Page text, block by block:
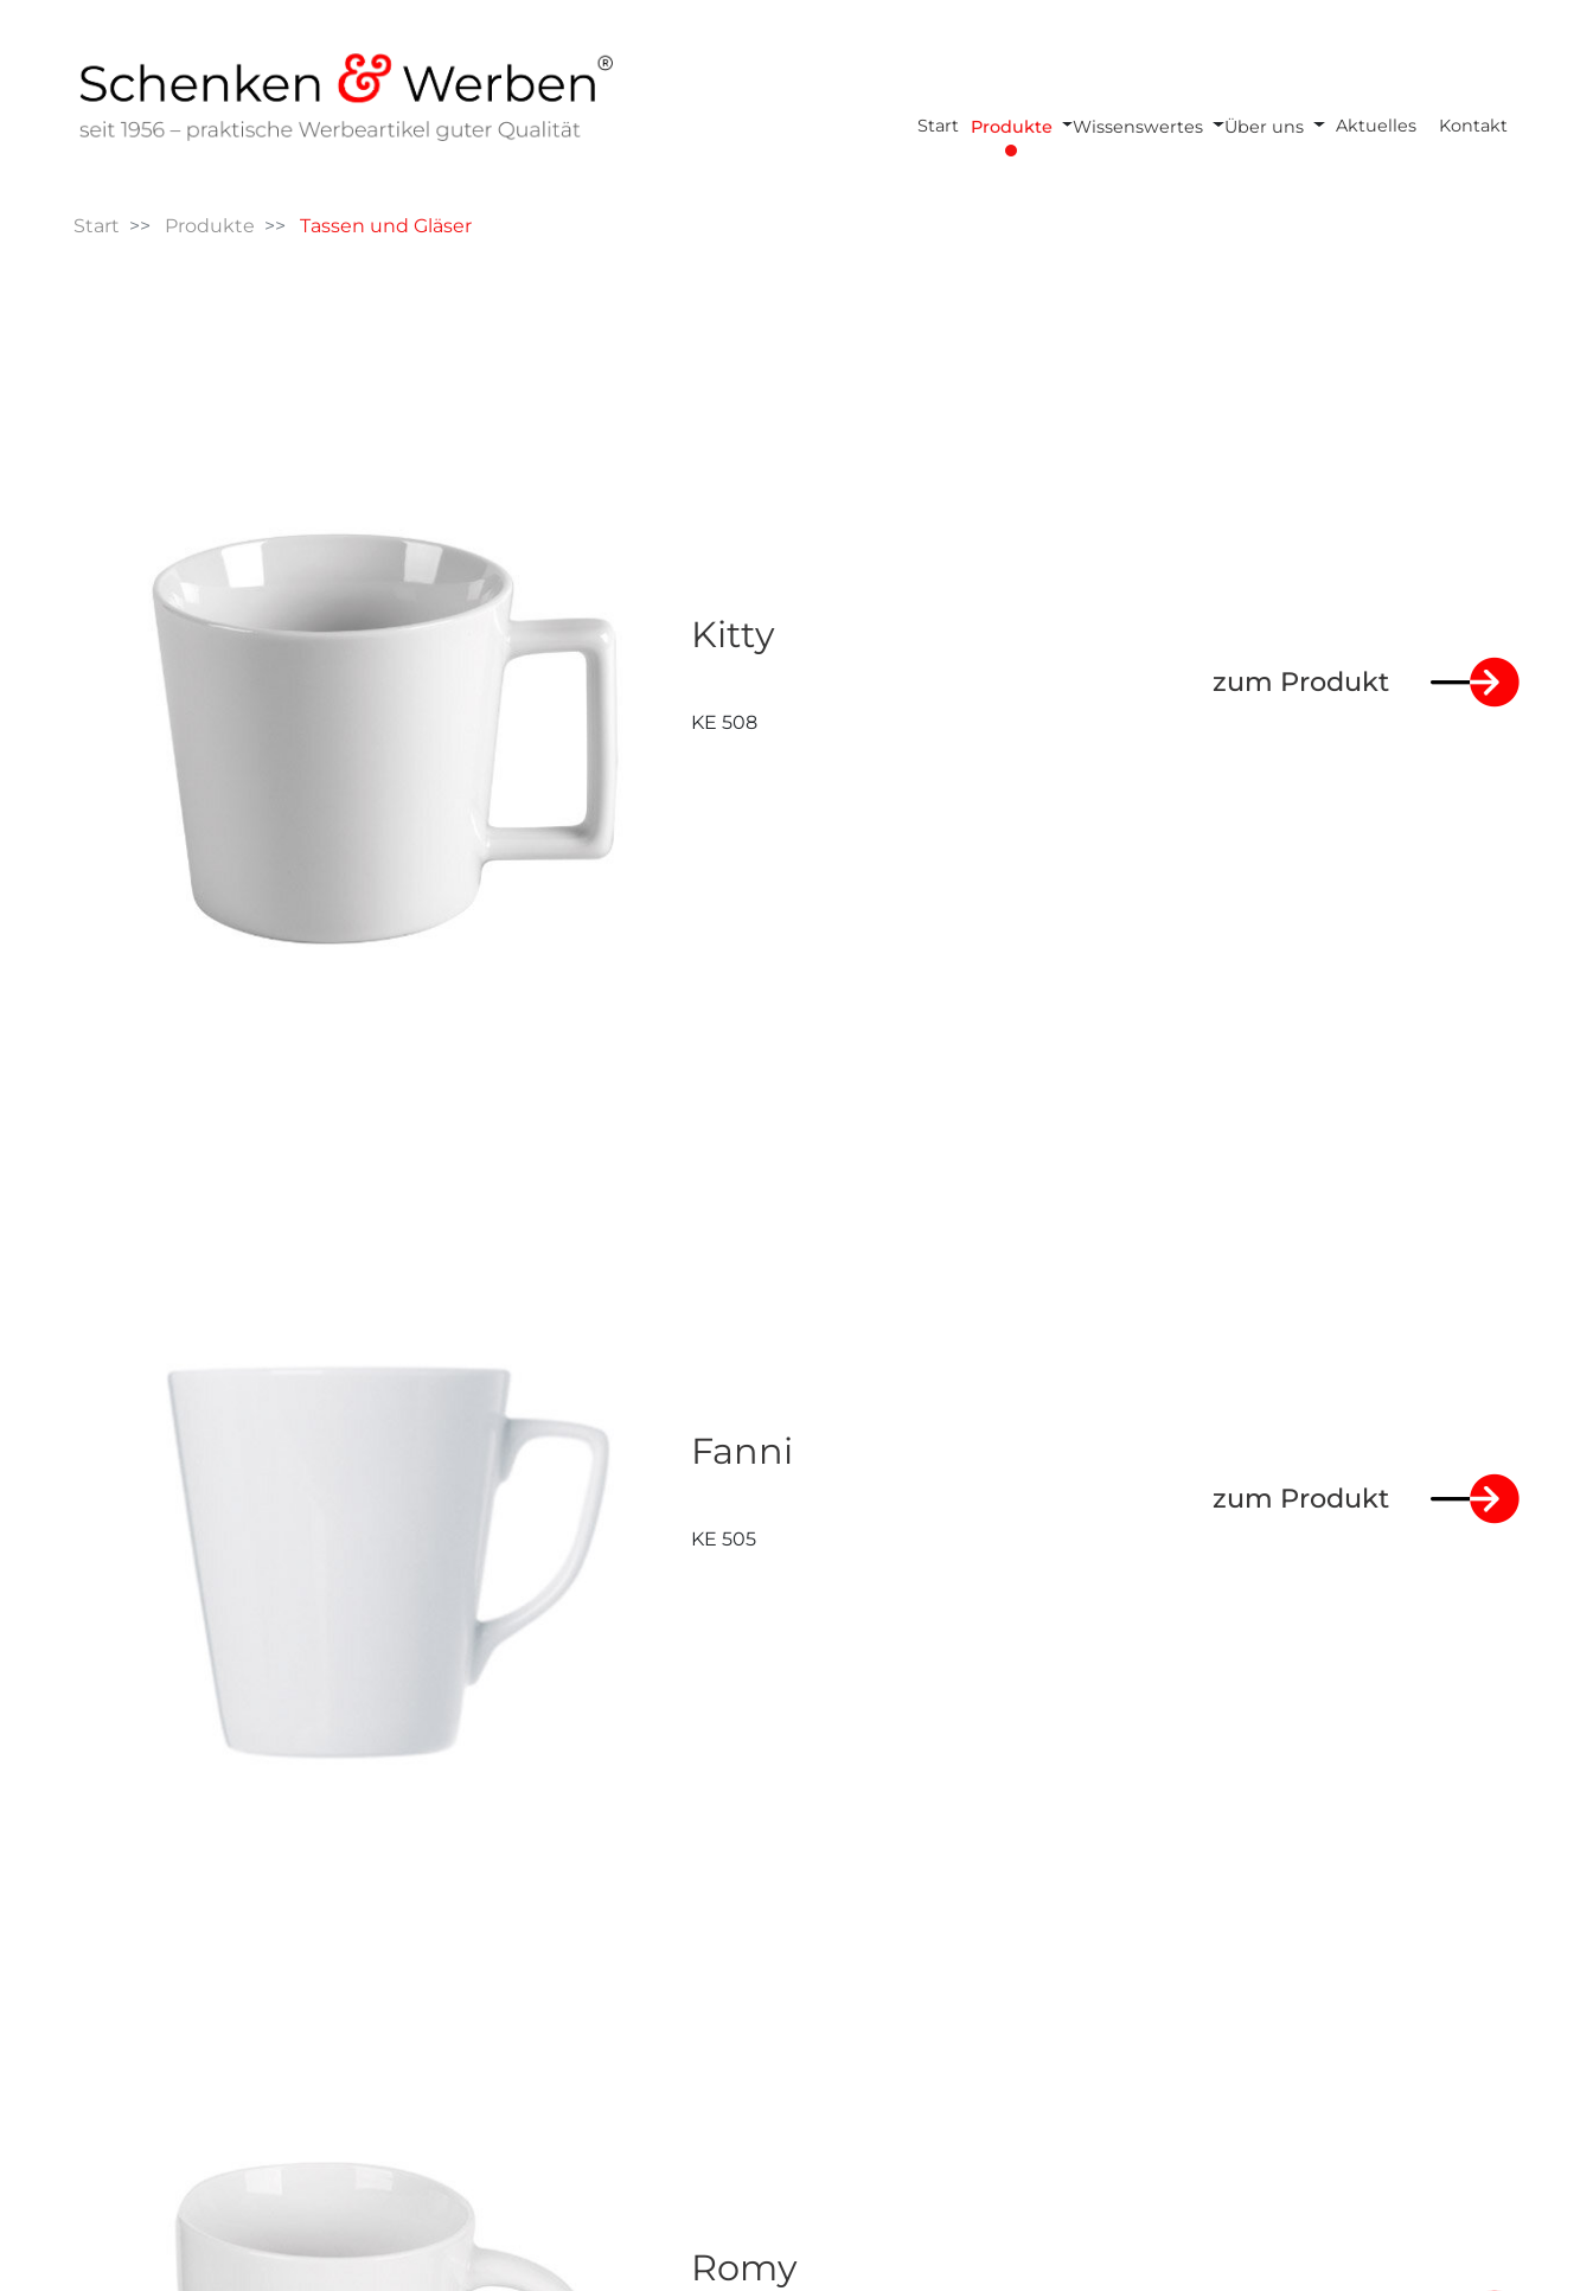
Start Produkte Wissenswertes Über uns Aktuelles Kontakt
Start Produkte Tassen und Gläser
Kitty
KE 508
zum Produkt
Fanni
KE 505
zum Produkt
Romy